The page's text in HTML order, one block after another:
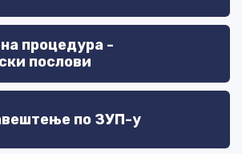
процедура -
послови
по ЗУП-у